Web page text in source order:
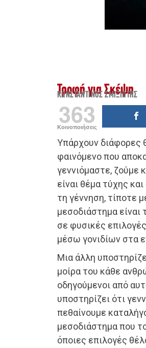
Τροφή για Σκέψη
ΚΩΝΣΤΑΝΤΊΝΟΣ ΣΜΙΞΙΏΤΗΣ
363
Κοινοποιήσεις
Υπάρχουν διάφορες
φαινόμενο που
γεννιόμαστε, ζούμε
είναι θέμα τύχης
τη γέννηση, τίποτε
μεσοδιάστημα είναι
σε φυσικές
μέσω γονιδίων στα
Μια άλλη
μοίρα του κάθε
οδηγούμενοι από
υποστηρίζει ότι
πεθαίνουμε
μεσοδιάστημα που
όποιες επιλογές